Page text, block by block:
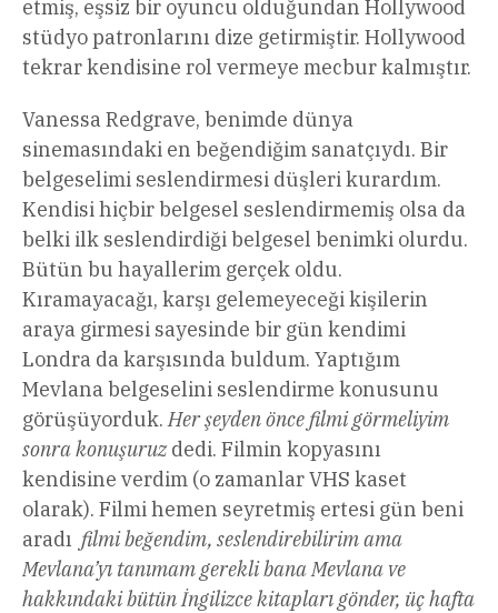
etmiş, eşsiz bir oyuncu olduğundan Hollywood
stüdyo patronlarını dize getirmiştir. Hollywood
tekrar kendisine rol vermeye mecbur kalmıştır.
Vanessa Redgrave, benimde dünya
sinemasındaki en beğendiğim sanatçıydı. Bir
belgeselimi seslendirmesi düşleri kurardım.
Kendisi hiçbir belgesel seslendirmemiş olsa da
belki ilk seslendirdiği belgesel benimki olurdu.
Bütün bu hayallerim gerçek oldu.
Kıramayacağı, karşı gelemeyeceği kişilerin
araya girmesi sayesinde bir gün kendimi
Londra da karşısında buldum. Yaptığım
Mevlana belgeselini seslendirme konusunu
görüşüyorduk.Her şeyden önce filmi görmeliyim
sonra konuşuruzdedi. Filmin kopyasını
kendisine verdim (o zamanlar VHS kaset
olarak). Filmi hemen seyretmiş ertesi gün beni
aradı filmi beğendim, seslendirebilirim ama
Mevlana’yı tanımam gerekli bana Mevlana ve
hakkındaki bütün İngilizce kitapları gönder, üç hafta